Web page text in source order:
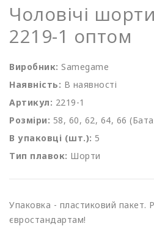
Чоловічі
2219-1 оптом
Виробник: Samegame
Наявність: В наявності
Артикул: 2219-1
Розміри: 58, 60, 62, 64, 66
В упаковці (шт.): 5
Тип плавок: Шорти
Упаковка - пластиковий пакет.
євростандартам!